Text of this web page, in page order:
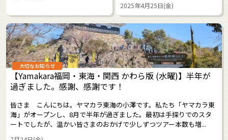
2025年4月25日(金)
大切なお知らせ
【Yamakara福岡・東海・関西 かわら版 (水曜)】半年が
過ぎました。感謝、感謝です！
皆さま こんにちは。ヤマカラ東海の小澤です。私たち「ヤマカラ東
海」がオープンし、8月で半年が過ぎました。最初は手探りでのスタ
ートでしたが、温かい皆さまのおかげで少しずつツアー本数も増...